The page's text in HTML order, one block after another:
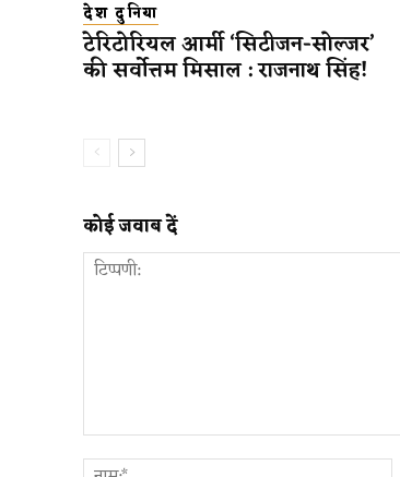
देश दुनिया
टेरिटोरियल आर्मी ‘सिटीजन-सोल्जर’
की सर्वोत्तम मिसाल : राजनाथ सिंह!
कोई जवाब दें